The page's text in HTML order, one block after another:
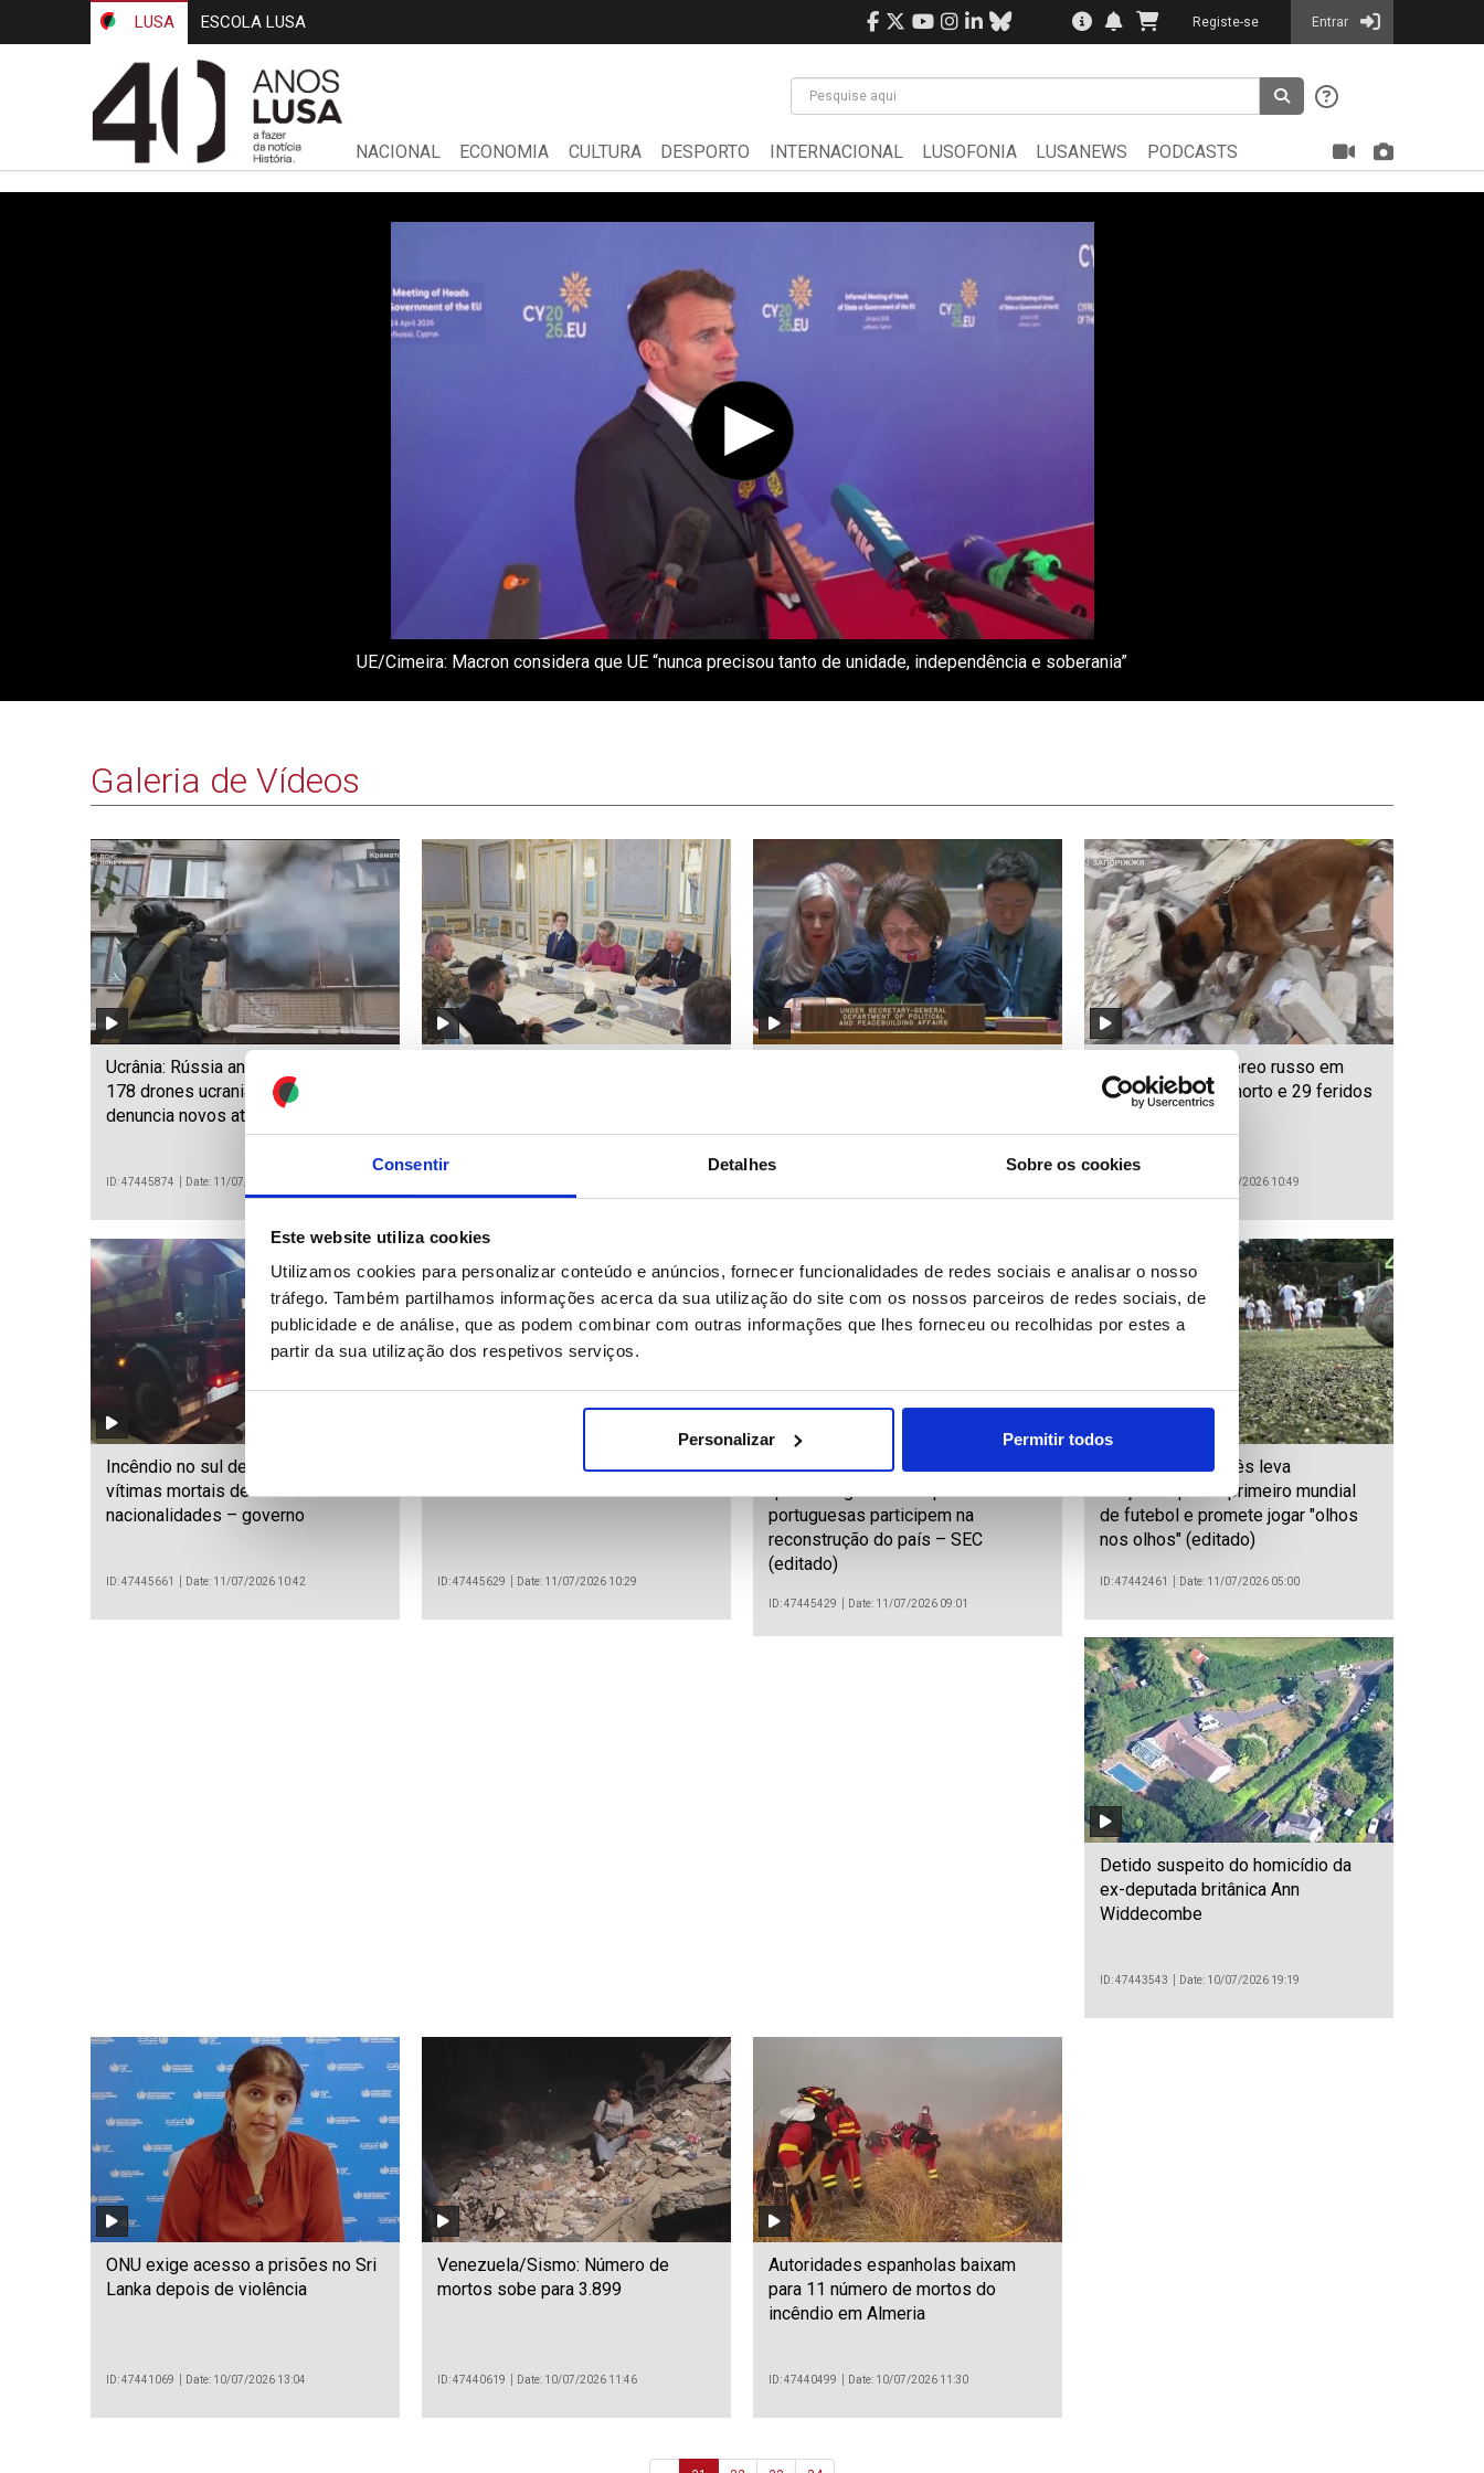
Consentir Detalhes Sobre os cookies
Este website utiliza cookies
Utilizamos cookies para personalizar conteúdo e anúncios, fornecer funcionalidades de redes sociais e analisar o nosso
tráfego. Também partilhamos informações acerca da sua utilização do site com os nossos parceiros de redes sociais, de
publicidade e de análise, que as podem combinar com outras informações que lhes forneceu ou recolhidas por estes a
partir da sua utilização dos respetivos serviços.
Personalizar Permitir todos
LUSA ESCOLA LUSA Registe-se Entrar
NACIONAL ECONOMIA CULTURA DESPORTO INTERNACIONAL LUSOFONIA LUSANEWS PODCASTS
UE/Cimeira: Macron considera que UE “nunca precisou tanto de unidade, independência e soberania”
Galeria de Vídeos
Ucrânia: Rússia anuncia abate de
178 drones ucranianos, Kiev
denuncia novos ataques russos
ID: 47445874 Date: 11/07/2026 11:40
Ucrânia: Ataque aéreo russo em
Zaporíjia faz um morto e 29 feridos
Date: 11/07/2026 10:49
Incêndio no sul de Espanha fez
vítimas mortais de várias
nacionalidades – governo
ID: 47445661 Date: 11/07/2026 10:42
Cuba sofre segundo apagão
ID: 47445629 Date: 11/07/2026 10:29
Venezuela/Sismo: Caracas espera
portuguesas participem na
reconstrução do país – SEC
(editado)
ID: 47445429 Date: 11/07/2026 09:01
Treinador português leva
Moçambique ao primeiro mundial
de futebol e promete jogar "olhos
nos olhos" (editado)
ID: 47442461 Date: 11/07/2026 05:00
Detido suspeito do homicídio da
ex-deputada britânica Ann
Widdecombe
ID: 47443543 Date: 10/07/2026 19:19
ONU exige acesso a prisões no Sri
Lanka depois de violência
ID: 47441069 Date: 10/07/2026 13:04
Venezuela/Sismo: Número de
mortos sobe para 3.899
ID: 47440619 Date: 10/07/2026 11:46
Autoridades espanholas baixam
para 11 número de mortos do
incêndio em Almeria
ID: 47440499 Date: 10/07/2026 11:30